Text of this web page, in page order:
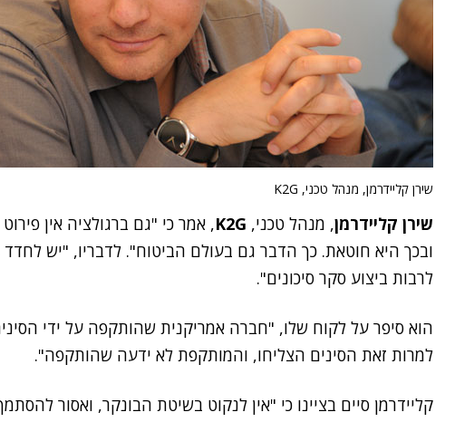
שירן קליידרמן, מנהל טכני, K2G
שירן קליידרמן, מנהל טכני, K2G, אמר כי "גם ברגולציה אין
ובכך היא חוטאת. כך הדבר גם בעולם הביטוח". לדבריו, "יש
לרבות ביצוע סקר סיכונים".
הוא סיפר על לקוח שלו, "חברה אמריקנית שהותקפה על ידי
למרות זאת הסינים הצליחו, והמותקפת לא ידעה שהותקפה".
קליידרמן סיים בציינו כי "אין לנקוט בשיטת הבונקר, ואסור